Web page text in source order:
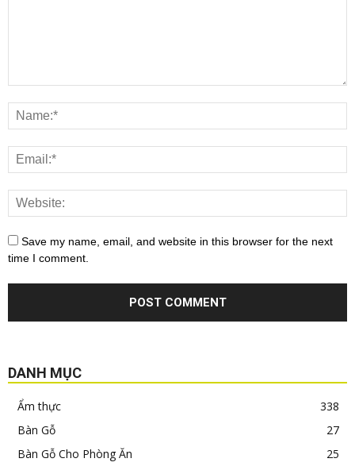
Save my name, email, and website in this browser for the next
time I comment.
DANH MỤC
Ẩm thực
338
Bàn Gỗ
27
Bàn Gỗ Cho Phòng Ăn
25